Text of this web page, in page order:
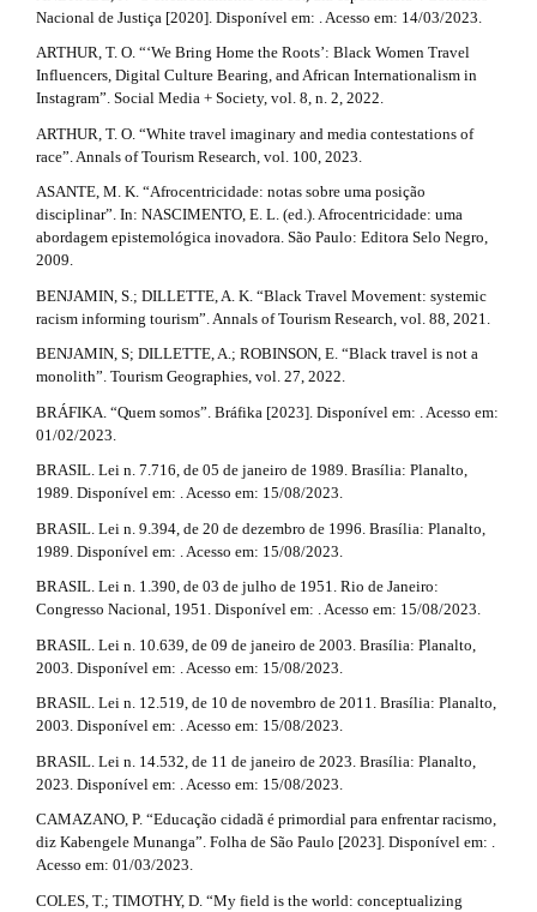
s
b
l
e
_
m
n
u
.
s
i
b
a
r
#
3
.
a
r
t
i
c
l
e
.
d
e
t
a
i
l
s
#
#
Nacional de Justiça [2020]. Disponível em: . Acesso em: 14/03/2023.
ARTHUR, T. O. “‘We Bring Home the Roots’: Black Women Travel
Influencers, Digital Culture Bearing, and African Internationalism in
Instagram”. Social Media + Society, vol. 8, n. 2, 2022.
ARTHUR, T. O. “White travel imaginary and media contestations of
race”. Annals of Tourism Research, vol. 100, 2023.
ASANTE, M. K. “Afrocentricidade: notas sobre uma posição
disciplinar”. In: NASCIMENTO, E. L. (ed.). Afrocentricidade: uma
abordagem epistemológica inovadora. São Paulo: Editora Selo Negro,
2009.
BENJAMIN, S.; DILLETTE, A. K. “Black Travel Movement: systemic
racism informing tourism”. Annals of Tourism Research, vol. 88, 2021.
BENJAMIN, S; DILLETTE, A.; ROBINSON, E. “Black travel is not a
monolith”. Tourism Geographies, vol. 27, 2022.
BRÁFIKA. “Quem somos”. Bráfika [2023]. Disponível em: . Acesso em:
01/02/2023.
BRASIL. Lei n. 7.716, de 05 de janeiro de 1989. Brasília: Planalto,
1989. Disponível em: . Acesso em: 15/08/2023.
BRASIL. Lei n. 9.394, de 20 de dezembro de 1996. Brasília: Planalto,
1989. Disponível em: . Acesso em: 15/08/2023.
BRASIL. Lei n. 1.390, de 03 de julho de 1951. Rio de Janeiro:
Congresso Nacional, 1951. Disponível em: . Acesso em: 15/08/2023.
BRASIL. Lei n. 10.639, de 09 de janeiro de 2003. Brasília: Planalto,
2003. Disponível em: . Acesso em: 15/08/2023.
BRASIL. Lei n. 12.519, de 10 de novembro de 2011. Brasília: Planalto,
2003. Disponível em: . Acesso em: 15/08/2023.
BRASIL. Lei n. 14.532, de 11 de janeiro de 2023. Brasília: Planalto,
2023. Disponível em: . Acesso em: 15/08/2023.
CAMAZANO, P. “Educação cidadã é primordial para enfrentar racismo,
diz Kabengele Munanga”. Folha de São Paulo [2023]. Disponível em: .
Acesso em: 01/03/2023.
COLES, T.; TIMOTHY, D. “My field is the world: conceptualizing